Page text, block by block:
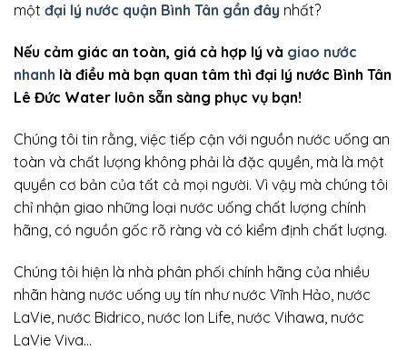
một đại lý nước quận Bình Tân gần đây nhất?
Nếu cảm giác an toàn, giá cả hợp lý và giao nước
nhanh là điều mà bạn quan tâm thì đại lý nước Bình Tân
Lê Đức Water luôn sẵn sàng phục vụ bạn!
Chúng tôi tin rằng, việc tiếp cận với nguồn nước uống an
toàn và chất lượng không phải là đặc quyền, mà là một
quyền cơ bản của tất cả mọi người. Vì vậy mà chúng tôi
chỉ nhận giao những loại nước uống chất lượng chính
hãng, có nguồn gốc rõ ràng và có kiểm định chất lượng.
Chúng tôi hiện là nhà phân phối chính hãng của nhiều
nhãn hàng nước uống uy tín như nước Vĩnh Hảo, nước
LaVie, nước Bidrico, nước Ion Life, nước Vihawa, nước
LaVie Viva…